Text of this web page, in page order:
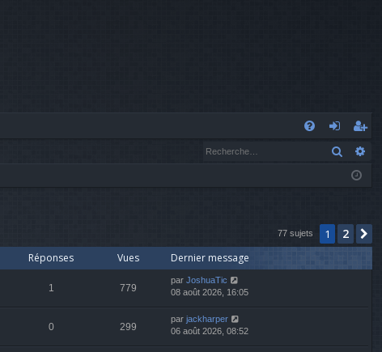
o
’e
nr
ist
77 sujets 1 2
Réponses Vues Dernier message
1 779
par JoshuaTic
08 août 2026, 16:05
0 299
par jackharper
06 août 2026, 08:52